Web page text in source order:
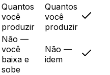
Quantos
você
produzir
Quantos
você
produzir
Não —
você
baixa e
sobe
Não —
idem